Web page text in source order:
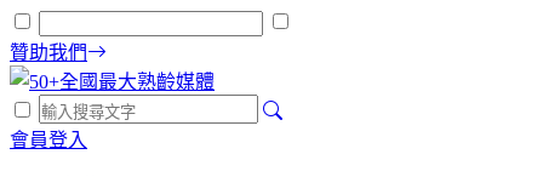
贊助我們
會員登入